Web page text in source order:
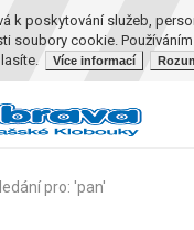
k poskytování služeb,
soubory cookie.
Více informací
pro: 'pan'